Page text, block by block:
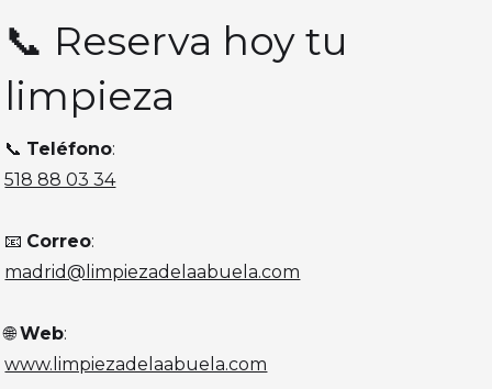
📞 Reserva hoy tu
limpieza
📞 Teléfono:
518 88 03 34
📧 Correo:
madrid@limpiezadelaabuela.com
🌐Web:
www.limpiezadelaabuela.com